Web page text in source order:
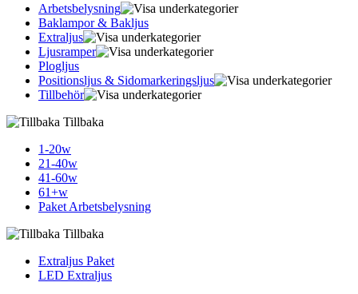
Arbetsbelysning
Baklampor & Bakljus
Extraljus
Ljusramper
Plogljus
Positionsljus & Sidomarkerings­ljus
Tillbehör
Tillbaka
1-20w
21-40w
41-60w
61+w
Paket Arbetsbelysning
Tillbaka
Extraljus Paket
LED Extraljus